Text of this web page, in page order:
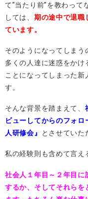
て”当たり前”を教わって
しては、 期の途中で退職
ています。
そのようになってしまう
多くの人達に迷惑をかけ
ことになってしまった新
す。
そんな背景を踏まえて、
ビューしてからのフォ
人研修会』
とさせていた
私の経験則も含めて言え
社会人１年目～２年目
するか、そしてそれらを